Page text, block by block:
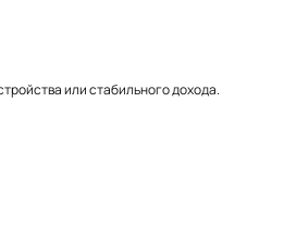
или стабильного дохода.